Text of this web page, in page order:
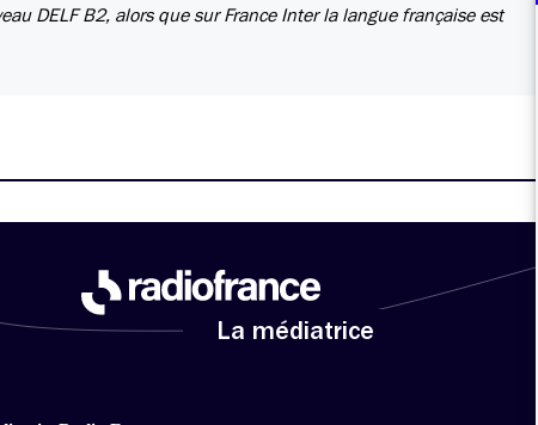
DELF B2, alors que sur France Inter la langue française est
La médiatrice